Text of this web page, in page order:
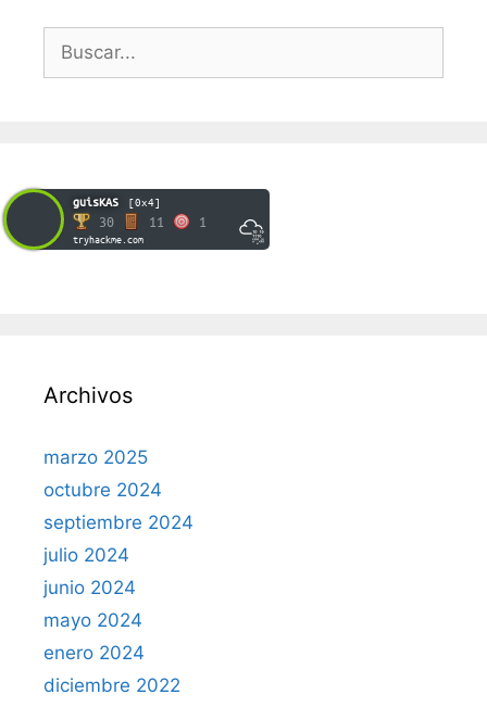
Buscar:
guisKAS [0x4]
30 11 1
tryhackme.com
Archivos
marzo 2025
octubre 2024
septiembre 2024
julio 2024
junio 2024
mayo 2024
enero 2024
diciembre 2022